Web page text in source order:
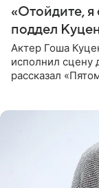
«Отойдите, я
поддел
Актер Гоша
исполнил сцену
рассказал